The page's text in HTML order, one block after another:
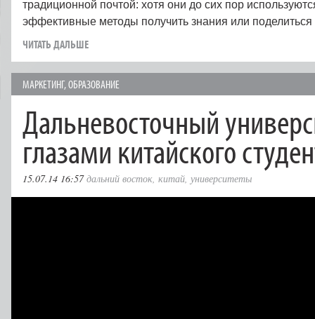
традиционной почтой: хотя они до сих пор
эффективные методы получить знания или
ЧИТАТЬ ДАЛЬШЕ
МАРКЕТИНГ,ОБРАЗОВАНИЕ
Дальневосточный
глазами китайского
15.07.14 16:57 дальний восток, китай, университеты